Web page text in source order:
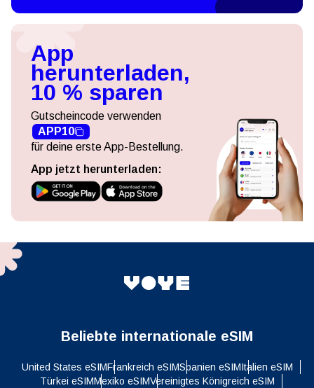
App
herunterladen,
10 % sparen
Gutscheincode verwenden
APP10
für deine erste App-Bestellung.
App jetzt herunterladen:
Beliebte internationale eSIM
United States eSIMFrankreich eSIMSpanien eSIMItalien eSIM
Türkei eSIMMexiko eSIMVereinigtes Königreich eSIM